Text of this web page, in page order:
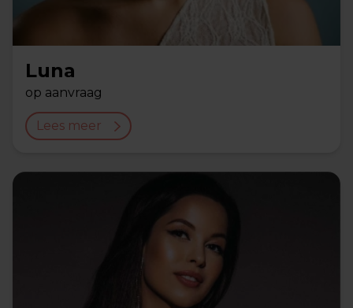
Luna
op aanvraag
Lees meer